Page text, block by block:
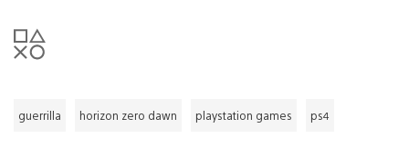
guerrilla horizon zero dawn playstation games ps4